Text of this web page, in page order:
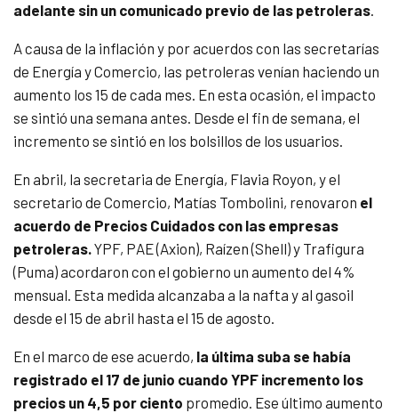
adelante sin un comunicado previo de las petroleras.
A causa de la inflación y por acuerdos con las secretarías
de Energía y Comercio, las petroleras venían haciendo un
aumento los 15 de cada mes. En esta ocasión, el impacto
se sintió una semana antes. Desde el fin de semana, el
incremento se sintió en los bolsillos de los usuarios.
En abril, la secretaria de Energía, Flavia Royon, y el
secretario de Comercio, Matías Tombolini, renovaron el
acuerdo de Precios Cuidados con las empresas
petroleras.YPF, PAE (Axion), Raízen (Shell) y Trafigura
(Puma) acordaron con el gobierno un aumento del 4%
mensual. Esta medida alcanzaba a la nafta y al gasoil
desde el 15 de abril hasta el 15 de agosto.
En el marco de ese acuerdo, la última suba se había
registrado el 17 de junio cuando YPF incremento los
precios un 4,5 por ciento promedio. Ese último aumento